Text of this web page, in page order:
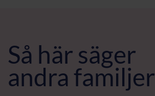
Så här säger
andra familjer